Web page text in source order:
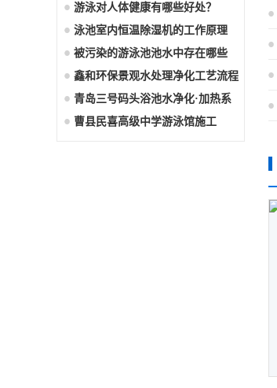
统
游泳对人体健康有哪些好处？
泳池室内恒温除湿机的工作原理
被污染的游泳池池水中存在哪些
“危
鑫和环保景观水处理净化工艺流程
青岛三号码头浴池水净化·加热系
统
曹县民喜高级中学游泳馆施工